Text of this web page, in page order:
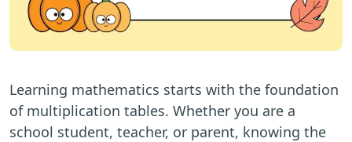
Learning mathematics starts with the foundation
of multiplication tables. Whether you are a
school student, teacher, or parent, knowing the